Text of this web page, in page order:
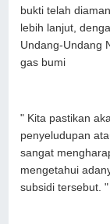
bukti telah
lebih lanjut,
Undang-Undang
gas bumi
" Kita pastikan
penyeludupan
sangat
mengetahui
subsidi tersebut. "